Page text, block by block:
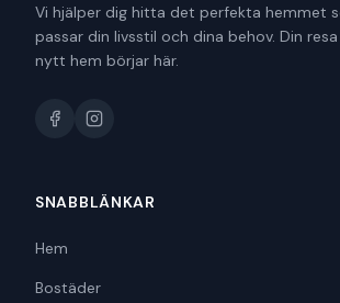
Vi hjälper dig hitta det perfekta hemmet
passar din livsstil och dina behov. Din
nytt hem börjar här.
SNABBLÄNKAR
Hem
Bostäder